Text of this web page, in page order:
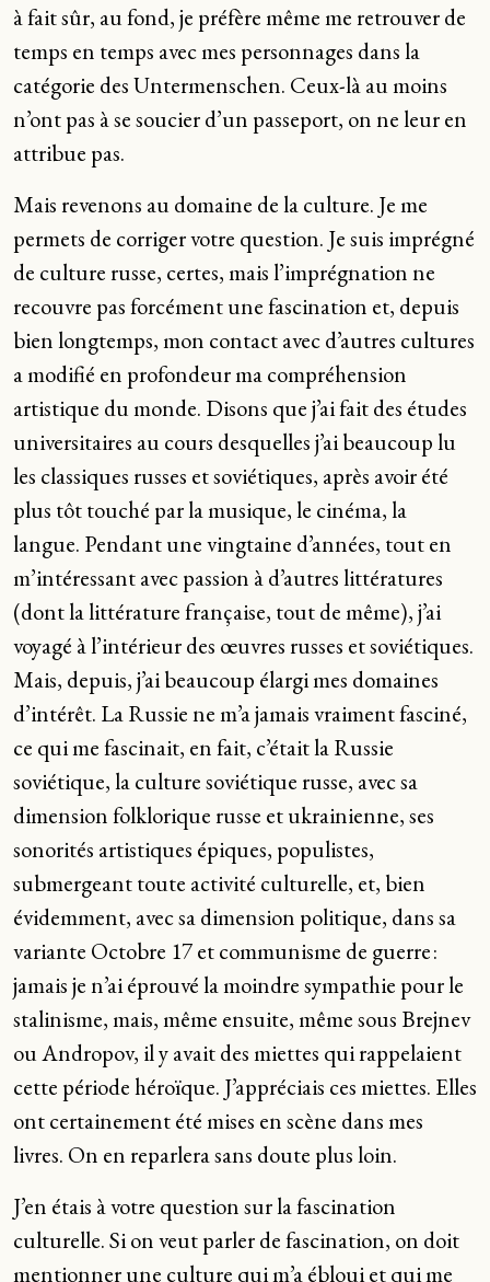
à fait sûr, au fond, je préfère même me retrouver de
temps en temps avec mes personnages dans la
catégorie des Untermenschen. Ceux-là au moins
n’ont pas à se soucier d’un passeport, on ne leur en
attribue pas.
Mais revenons au domaine de la culture. Je me
permets de corriger votre question. Je suis imprégné
de culture russe, certes, mais l’imprégnation ne
recouvre pas forcément une fascination et, depuis
bien longtemps, mon contact avec d’autres cultures
a modifié en profondeur ma compréhension
artistique du monde. Disons que j’ai fait des études
universitaires au cours desquelles j’ai beaucoup lu
les classiques russes et soviétiques, après avoir été
plus tôt touché par la musique, le cinéma, la
langue. Pendant une vingtaine d’années, tout en
m’intéressant avec passion à d’autres littératures
(dont la littérature française, tout de même), j’ai
voyagé à l’intérieur des œuvres russes et soviétiques.
Mais, depuis, j’ai beaucoup élargi mes domaines
d’intérêt. La Russie ne m’a jamais vraiment fasciné,
ce qui me fascinait, en fait, c’était la Russie
soviétique, la culture soviétique russe, avec sa
dimension folklorique russe et ukrainienne, ses
sonorités artistiques épiques, populistes,
submergeant toute activité culturelle, et, bien
évidemment, avec sa dimension politique, dans sa
variante Octobre 17 et communisme de guerre :
jamais je n’ai éprouvé la moindre sympathie pour le
stalinisme, mais, même ensuite, même sous Brejnev
ou Andropov, il y avait des miettes qui rappelaient
cette période héroïque. J’appréciais ces miettes. Elles
ont certainement été mises en scène dans mes
livres. On en reparlera sans doute plus loin.
J’en étais à votre question sur la fascination
culturelle. Si on veut parler de fascination, on doit
mentionner une culture qui m’a ébloui et qui me